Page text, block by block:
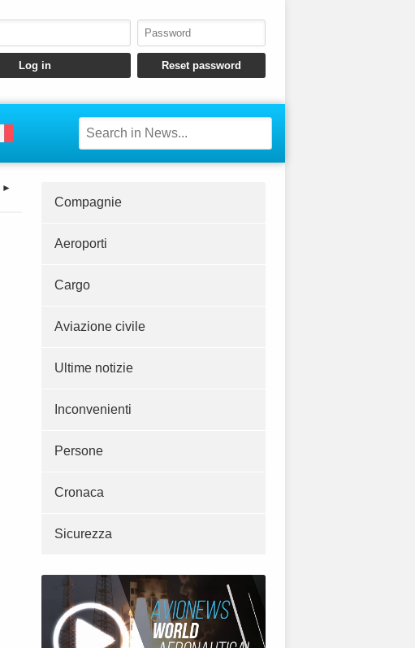
►
Compagnie
Aeroporti
Cargo
Aviazione civile
Ultime notizie
Inconvenienti
Persone
Cronaca
Sicurezza